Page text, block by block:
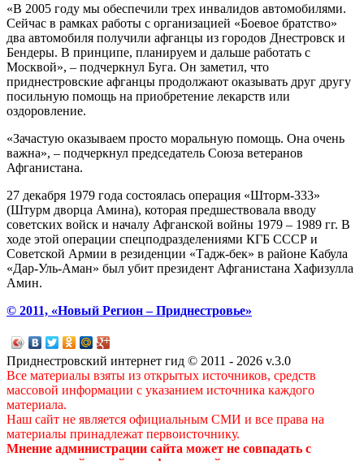
«В 2005 году мы обеспечили трех инвалидов автомобилями.
Сейчас в рамках работы с организацией «Боевое братство»
два автомобиля получили афганцы из городов Днестровск и
Бендеры. В принципе, планируем и дальше работать с
Москвой», – подчеркнул Буга. Он заметил, что
приднестровские афганцы продолжают оказывать друг другу
посильную помощь на приобретение лекарств или
оздоровление.
«Зачастую оказываем просто моральную помощь. Она очень
важна», – подчеркнул председатель Союза ветеранов
Афганистана.
27 декабря 1979 года состоялась операция «Шторм-333»
(Штурм дворца Амина), которая предшествовала вводу
советских войск и началу Афганской войны 1979 – 1989 гг. В
ходе этой операции спецподразделениями КГБ СССР и
Советской Армии в резиденции «Тадж-бек» в районе Кабула
«Дар-Уль-Аман» был убит президент Афганистана Хафизулла
Амин.
© 2011, «Новый Регион – Приднестровье»
Приднестровский интернет гид © 2011 - 2026 v.3.0
Все материалы взяты из открытых источников, средств
массовой информации с указанием источника каждого
материала.
Наш сайт не является официальным СМИ и все права на
материалы принадлежат первоисточнику.
Мнение администрации сайта может не совпадать с